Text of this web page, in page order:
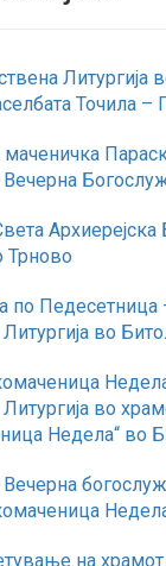
Литургија
Точила –
Вечерна
Трново
по Педесетница
во
во
Недела“ во
Вечерна
на храмот